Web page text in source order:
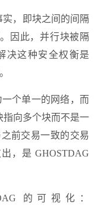
，即块之间的间隔
因此，并行块被隔
决这种安全权衡是
个单一的网络，而
指向多个块而不是一
前交易一致的交易
，是 GHOSTDAG
的可视化：